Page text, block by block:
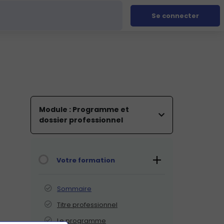
Se connecter
Module : Programme et
dossier professionnel
Votre formation
Sommaire
Titre professionnel
Le programme